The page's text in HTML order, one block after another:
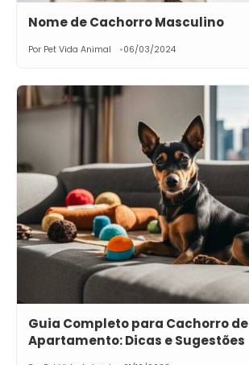
Nome de Cachorro Masculino
Por Pet Vida Animal 06/03/2024
Guia Completo para Cachorro de
Apartamento: Dicas e Sugestões